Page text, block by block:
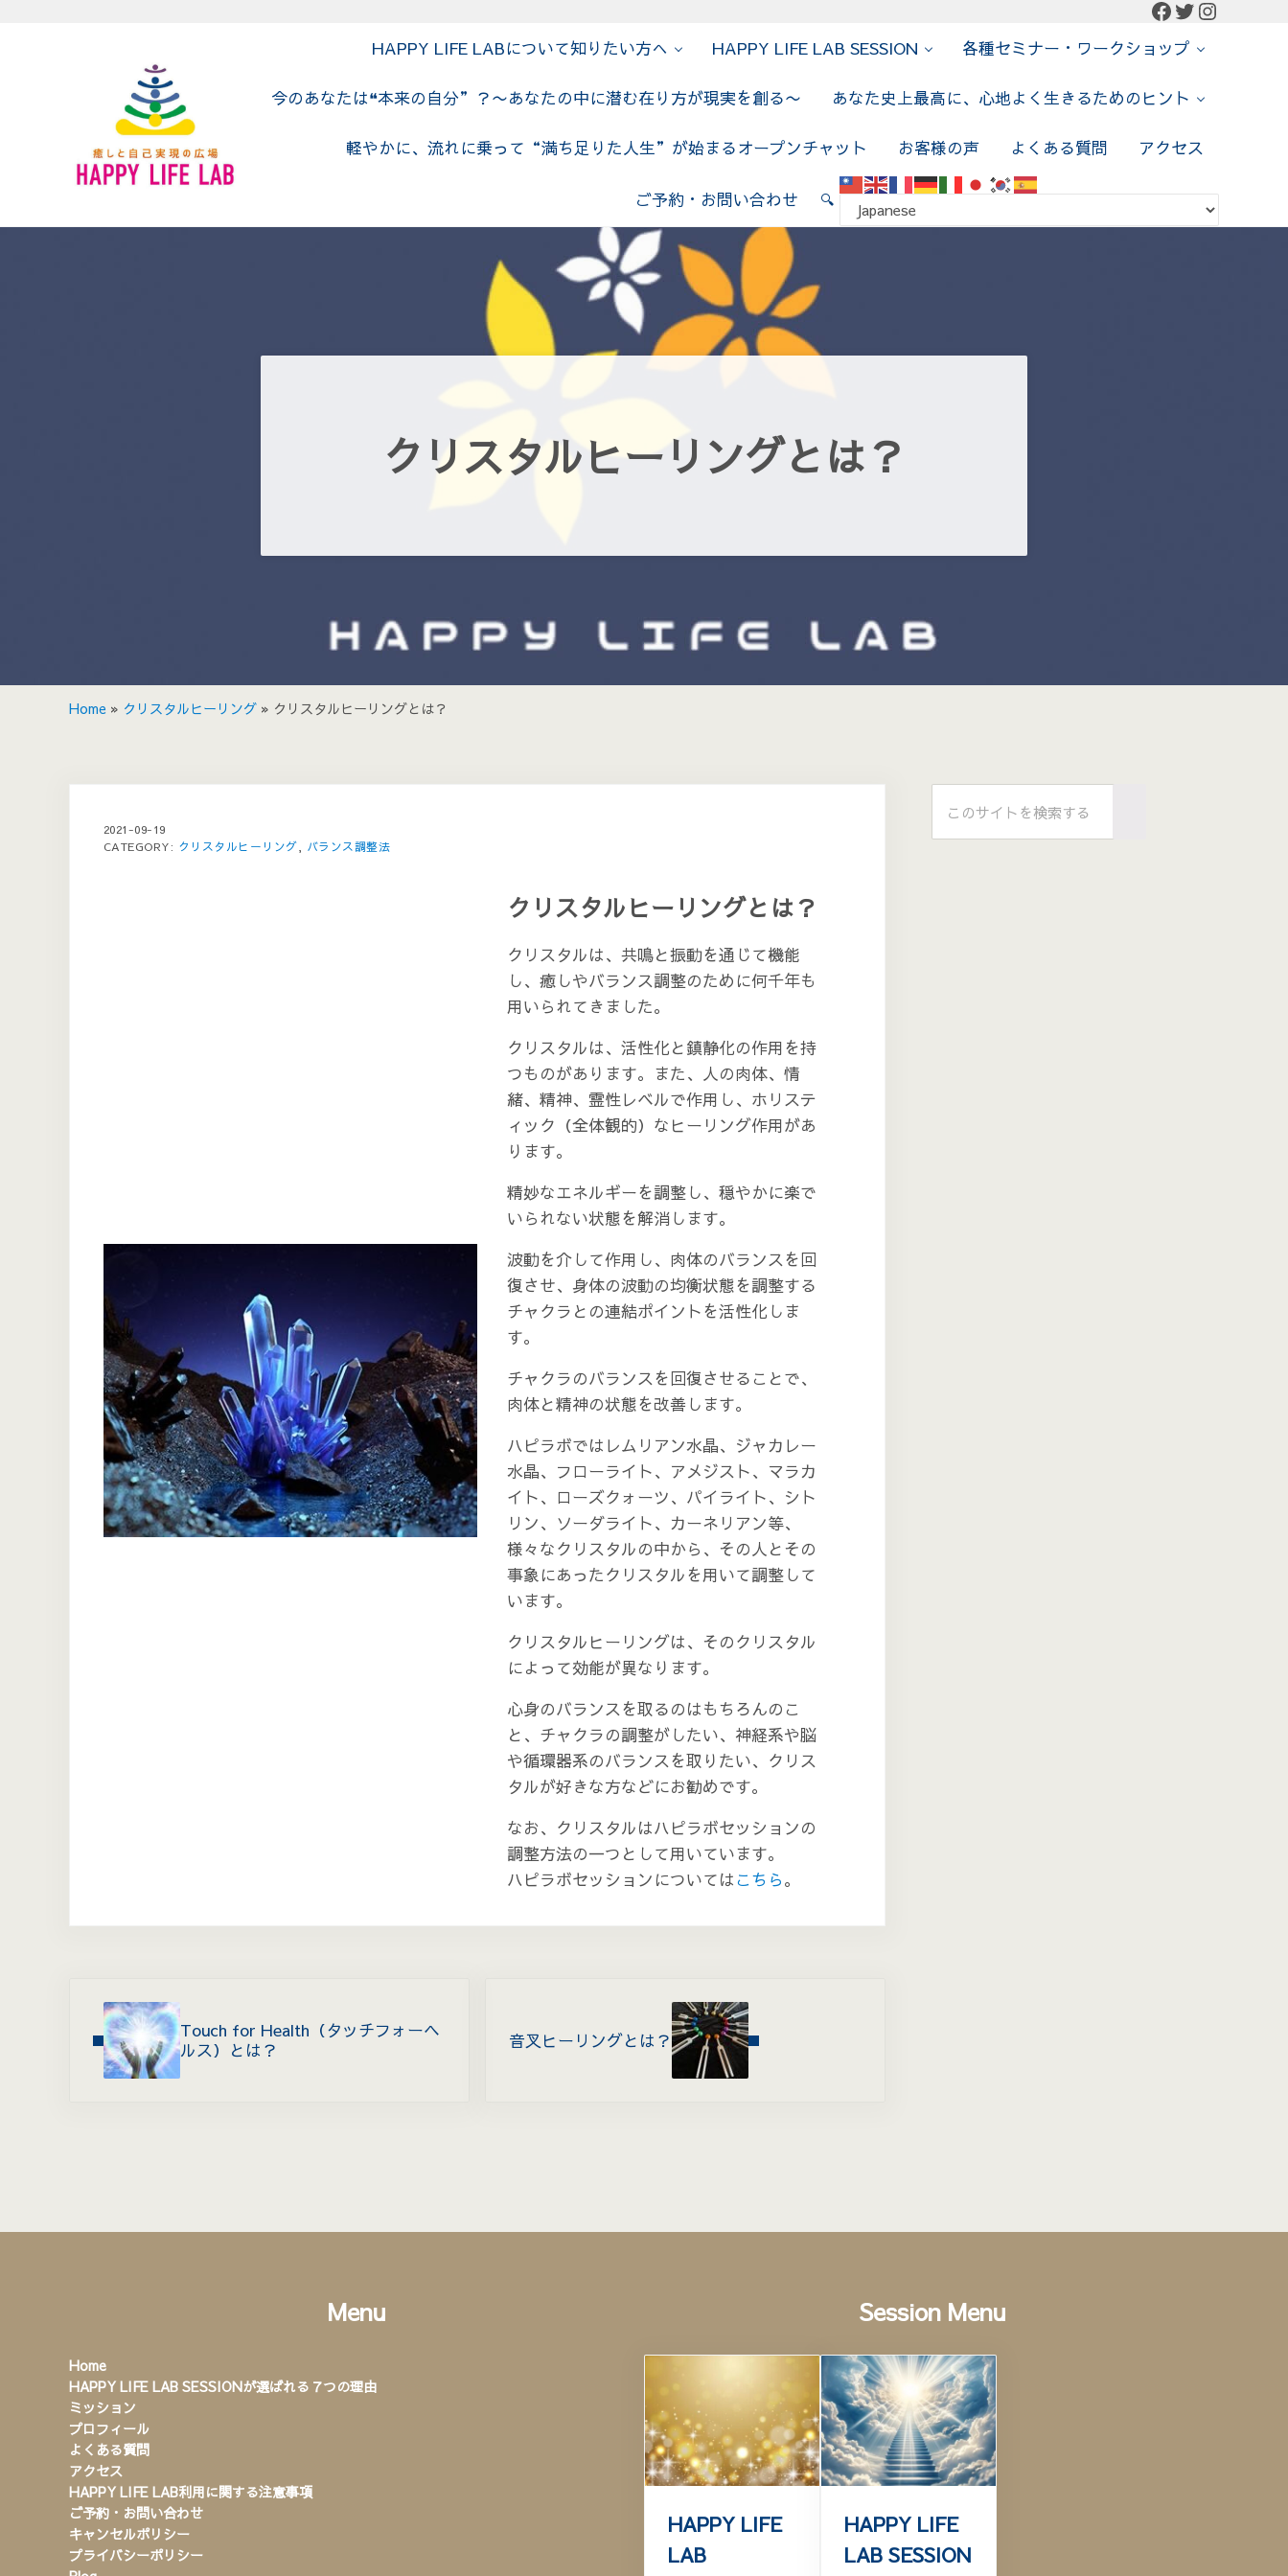
Facebook
Twitter
HAPPY LIFE LABについて知りたい方へ HAPPY LIFE LAB SESSION 各種セミナー・ワークショップ
今のあなたは❝本来の自分”？〜あなたの中に潜む在り方が現実を創る〜 あなた史上最高に、心地よく生きるためのヒント
軽やかに、流れに乗って“満ち足りた人生”が始まるオープンチャット お客様の声 よくある質問 アクセス
ご予約・お問い合わせ Search
🔍
クリスタルヒーリングとは？
Home » クリスタルヒーリング » クリスタルヒーリングとは？
2021-09-19
CATEGORY: クリスタルヒーリング バランス調整法
クリスタルヒーリングとは？
クリスタルは、共鳴と振動を通じて機能
し、癒しやバランス調整のために何千年も
用いられてきました。
クリスタルは、活性化と鎮静化の作用を持
つものがあります。また、人の肉体、情
緒、精神、霊性レベルで作用し、ホリステ
ィック（全体観的）なヒーリング作用があ
ります。
精妙なエネルギーを調整し、穏やかに楽で
いられない状態を解消します。
波動を介して作用し、肉体のバランスを回
復させ、身体の波動の均衡状態を調整する
チャクラとの連結ポイントを活性化しま
す。
チャクラのバランスを回復させることで、
肉体と精神の状態を改善します。
ハピラボではレムリアン水晶、ジャカレー
水晶、フローライト、アメジスト、マラカ
イト、ローズクォーツ、パイライト、シト
リン、ソーダライト、カーネリアン等、
様々なクリスタルの中から、その人とその
事象にあったクリスタルを用いて調整して
います。
クリスタルヒーリングは、そのクリスタル
によって効能が異なります。
心身のバランスを取るのはもちろんのこ
と、チャクラの調整がしたい、神経系や脳
や循環器系のバランスを取りたい、クリス
タルが好きな方などにお勧めです。
なお、クリスタルはハピラボセッションの
調整方法の一つとして用いています。
ハピラボセッションについてはこちら。
Touch for Health（タッチフォーヘ
ルス）とは？
音叉ヒーリングとは？
Sidebar
Menu
Home
HAPPY LIFE LAB SESSIONが選ばれる７つの理由
ミッション
プロフィール
よくある質問
アクセス
HAPPY LIFE LAB利用に関する注意事項
ご予約・お問い合わせ
キャンセルポリシー
プライバシーポリシー
Session Menu
HAPPY LIFE
LAB
HAPPY LIFE
LAB SESSION